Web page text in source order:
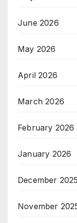
June 2026
May 2026
April 2026
March 2026
February 2026
January 2026
December 2025
November